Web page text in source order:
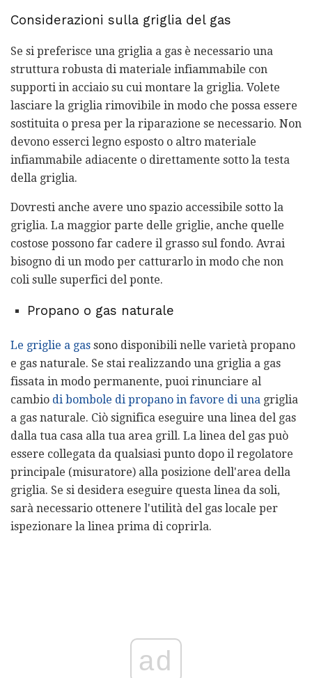
Considerazioni sulla griglia del gas
Se si preferisce una griglia a gas è necessario una
struttura robusta di materiale infiammabile con
supporti in acciaio su cui montare la griglia. Volete
lasciare la griglia rimovibile in modo che possa essere
sostituita o presa per la riparazione se necessario. Non
devono esserci legno esposto o altro materiale
infiammabile adiacente o direttamente sotto la testa
della griglia.
Dovresti anche avere uno spazio accessibile sotto la
griglia. La maggior parte delle griglie, anche quelle
costose possono far cadere il grasso sul fondo. Avrai
bisogno di un modo per catturarlo in modo che non
coli sulle superfici del ponte.
Propano o gas naturale
Le griglie a gas sono disponibili nelle varietà propano
e gas naturale. Se stai realizzando una griglia a gas
fissata in modo permanente, puoi rinunciare al
cambio di bombole di propano in favore di una griglia
a gas naturale. Ciò significa eseguire una linea del gas
dalla tua casa alla tua area grill. La linea del gas può
essere collegata da qualsiasi punto dopo il regolatore
principale (misuratore) alla posizione dell'area della
griglia. Se si desidera eseguire questa linea da soli,
sarà necessario ottenere l'utilità del gas locale per
ispezionare la linea prima di coprirla.
ad